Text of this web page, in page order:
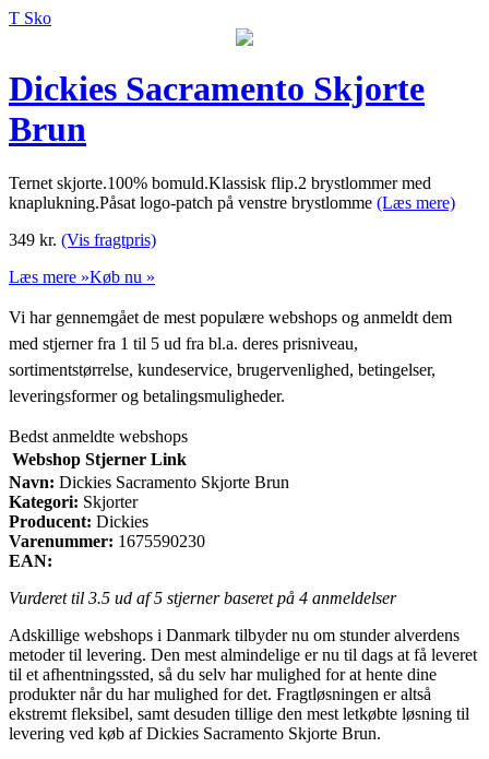
T Sko
Dickies Sacramento Skjorte
Brun
Ternet skjorte.100% bomuld.Klassisk flip.2 brystlommer med
knaplukning.Påsat logo-patch på venstre brystlomme (Læs mere)
349 kr. (Vis fragtpris)
Læs mere »Køb nu »
Vi har gennemgået de mest populære webshops og anmeldt dem
med stjerner fra 1 til 5 ud fra bl.a. deres prisniveau,
sortimentstørrelse, kundeservice, brugervenlighed, betingelser,
leveringsformer og betalingsmuligheder.
Bedst anmeldte webshops
Webshop Stjerner Link
Navn: Dickies Sacramento Skjorte Brun
Kategori: Skjorter
Producent: Dickies
Varenummer: 1675590230
EAN:
Vurderet til 3.5 ud af 5 stjerner baseret på 4 anmeldelser
Adskillige webshops i Danmark tilbyder nu om stunder alverdens
metoder til levering. Den mest almindelige er nu til dags at få leveret
til et afhentningssted, så du selv har mulighed for at hente dine
produkter når du har mulighed for det. Fragtløsningen er altså
ekstremt fleksibel, samt desuden tillige den mest letkøbte løsning til
levering ved køb af Dickies Sacramento Skjorte Brun.